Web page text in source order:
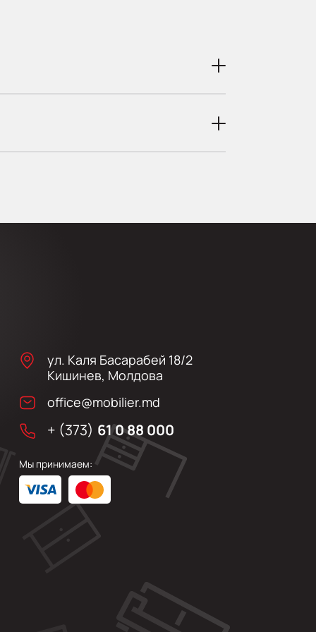
ул. Каля Басарабей 18/2
Кишинев, Молдова
office@mobilier.md
+ (373) 61 0 88 000
Мы принимаем: